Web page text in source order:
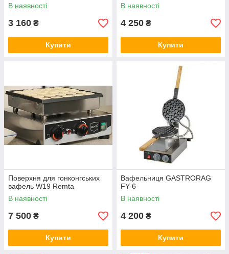
В наявності
3 160 ₴
Купити
В наявності
4 250 ₴
Купити
Поверхня для гонконгських
вафель W19 Remta
В наявності
7 500 ₴
Купити
Вафельниця GASTRORAG
FY-6
В наявності
4 200 ₴
Купити